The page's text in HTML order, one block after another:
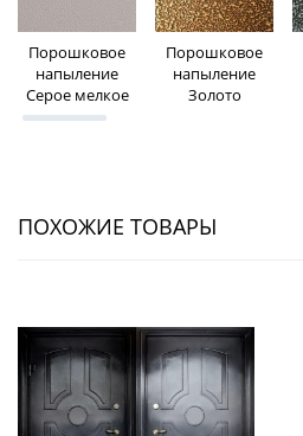
Порошковое
напыление
Серое мелкое
Порошковое
напыление
Золото
ПОХОЖИЕ ТОВАРЫ